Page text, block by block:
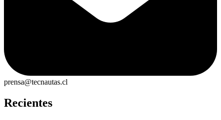
prensa@tecnautas.cl
Recientes